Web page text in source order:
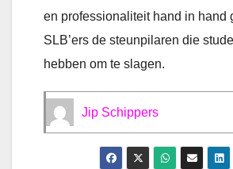
en professionaliteit hand in hand
SLB’ers de steunpilaren die
hebben om te slagen.
Jip Schippers